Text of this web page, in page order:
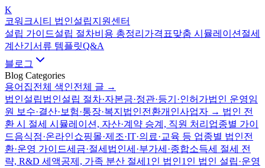
K
코워크시티 법인설립지원센터
설립 가이드설립 절차비용 총정리 가격표맞춤 시뮬레이션 절세
계산기 서류 템플릿Q&A
블로그
Blog Categories
용어집전체 색인전체 글 →
법인설립법인설립 절차·자본금·정관·등기·인허가법인 운영임
원 보수·결산·보험·통장·복지 법인전환개인사업자 → 법인 전
환 시 절세 시뮬레이션, 자산·계약 승계, 직원 처리 업종별 가이
드음식점·온라인쇼핑몰·제조·IT·의료·교육 등 업종별 법인전
환·운영 가이드세금·절세 법인세·부가세·종합소득세 절세 전
략, R&D 세액공제, 가족 분산 절세 1인 법인1인 법인 설립·운영